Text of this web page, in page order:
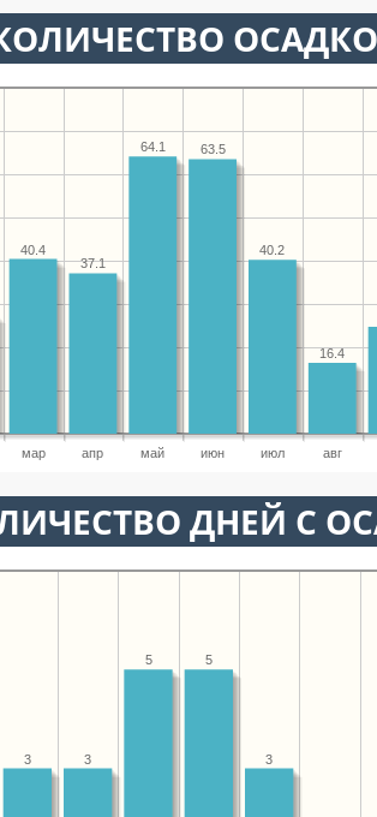
мар апр май июн июл авг
16.4
40.2
63.5
64.1
37.1
40.4
ДНЕЙ С
3
5
5
3
3